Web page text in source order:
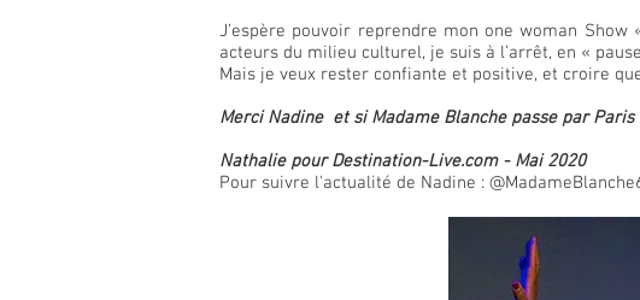
J’espère pouvoir reprendre mon one woman
acteurs du milieu culturel, je suis à l’arrêt, en «
Mais je veux rester confiante et positive, et croire
Merci Nadine et si Madame Blanche passe par
Nathalie pour Destination-Live.com - Mai 2020
Pour suivre l'actualité de Nadine :